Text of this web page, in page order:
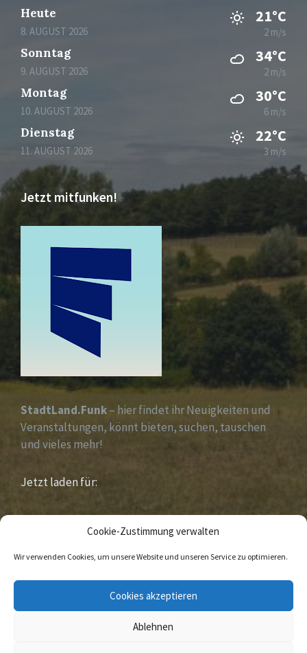
Cookie-Zustimmung verwalten
Wir verwenden Cookies, um unsere Website und unseren Service zu optimieren.
Cookies akzeptieren
Ablehnen
Heute
8. AUGUST 2026
21°C
2 m/s
Sonntag
9. AUGUST 2026
34°C
2 m/s
Montag
10. AUGUST 2026
30°C
6 m/s
Dienstag
11. AUGUST 2026
22°C
3 m/s
Jetzt mitfunken!
StadtLand.Funk– hier findet ihr Neuigkeiten und
Veranstaltungen, könnt bieten, suchen, tauschen
und vieles mehr!
Jetzt laden für:
iOS &Android
© 2020 Sandebeck Im Naturpark „ Eggegebirge